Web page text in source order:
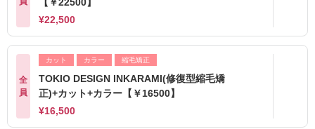
¥22,500
全
員
カット カラー 縮毛矯正
TOKIO DESIGN INKARAMI(修復型縮毛矯
正)+カット+カラー【￥16500】
¥16,500